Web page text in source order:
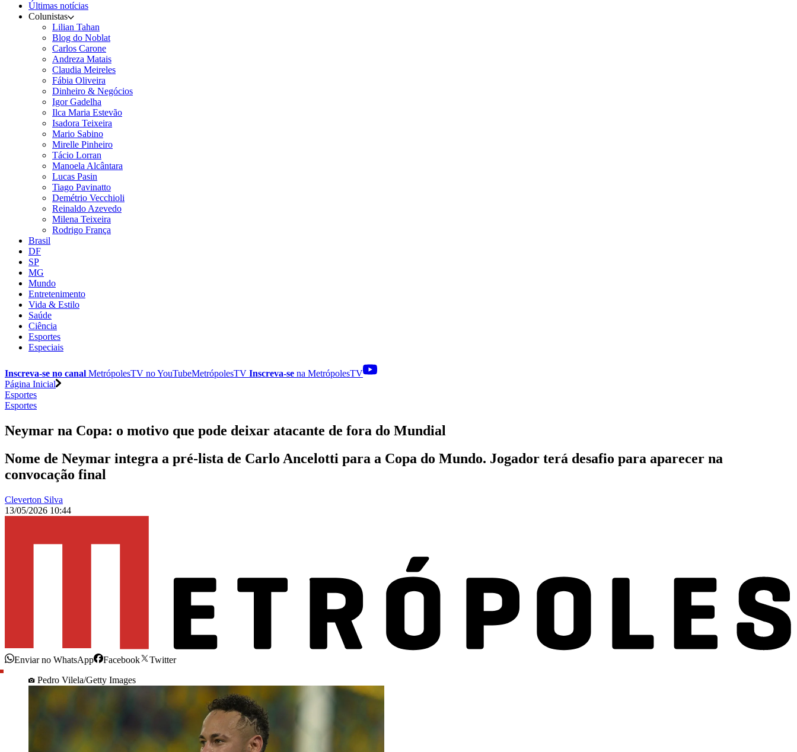
Últimas notícias
Colunistas
Lilian Tahan
Blog do Noblat
Carlos Carone
Andreza Matais
Claudia Meireles
Fábia Oliveira
Dinheiro & Negócios
Igor Gadelha
Ilca Maria Estevão
Isadora Teixeira
Mario Sabino
Mirelle Pinheiro
Tácio Lorran
Manoela Alcântara
Lucas Pasin
Tiago Pavinatto
Demétrio Vecchioli
Reinaldo Azevedo
Milena Teixeira
Rodrigo França
Brasil
DF
SP
MG
Mundo
Entretenimento
Vida & Estilo
Saúde
Ciência
Esportes
Especiais
Inscreva-se no canal MetrópolesTV noYouTubeMetrópolesTV Inscreva-se na MetrópolesTV
Página Inicial
Esportes
Esportes
Neymar na Copa: o motivo que pode deixar atacante de fora do Mundial
Nome de Neymar integra a pré-lista de Carlo Ancelotti para a Copa do Mundo. Jogador terá desafio para aparecer na
convocação final
Cleverton Silva
13/05/2026 10:44
Enviar no WhatsApp Facebook
Twitter
Pedro Vilela/Getty Images